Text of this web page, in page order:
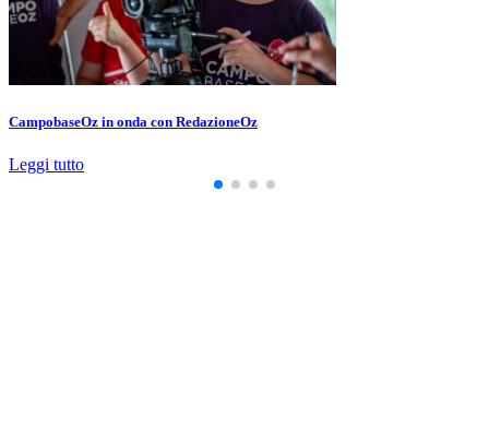
CampobaseOz in onda con RedazioneOz
Leggi tutto